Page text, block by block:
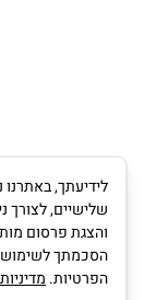
שלישיים, לצורך
והצגת פרסום
הסכמתך לשימוש
הפרטיות.